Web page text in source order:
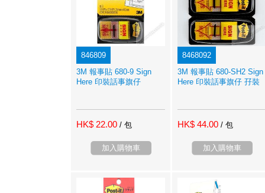
846809
3M 報事貼 680-9 Sign
Here 印裝話事旗仔
HK$ 22.00 / 包
加入購物車
8468092
3M 報事貼 680-SH2 Sign
Here 印裝話事旗仔 孖裝
HK$ 44.00 / 包
加入購物車